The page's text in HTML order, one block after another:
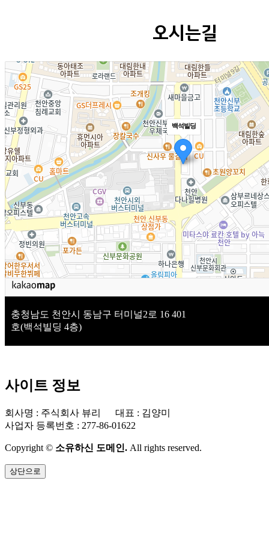
오시는길
백석빌딩
충청남도 천안시 동남구 터미널2로 16 401
호(백석빌딩 4층)
사이트 정보
회사명 : 주식회사 뷰리 대표 : 김양미
사업자 등록번호 : 277-86-01622
Copyright © 소유하신 도메인. All rights reserved.
상단으로